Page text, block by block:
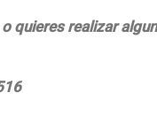
quieres realizar